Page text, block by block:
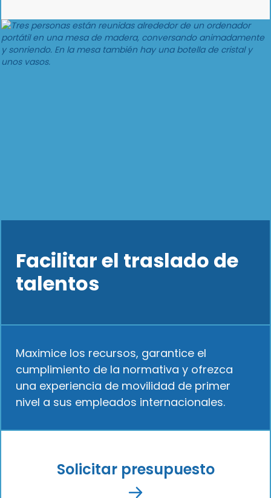
Facilitar el traslado de
talentos
Maximice los recursos, garantice el
cumplimiento de la normativa y ofrezca
una experiencia de movilidad de primer
nivel a sus empleados internacionales.
Solicitar presupuesto